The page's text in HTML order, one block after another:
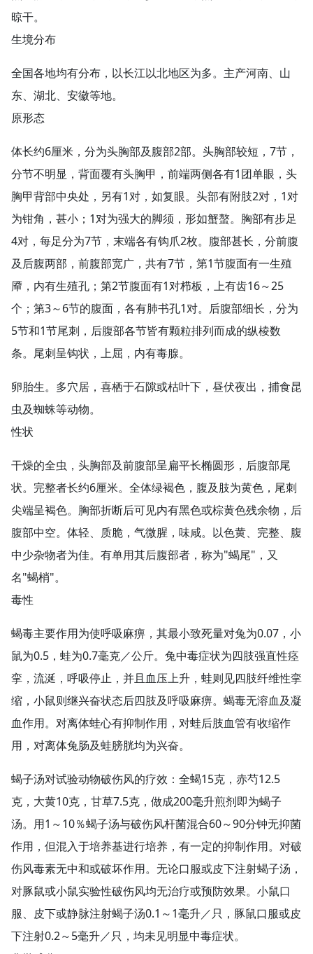
晾干。
生境分布
全国各地均有分布，以长江以北地区为多。主产河南、山
东、湖北、安徽等地。
原形态
体长约6厘米，分为头胸部及腹部2部。头胸部较短，7节，
分节不明显，背面覆有头胸甲，前端两侧各有1团单眼，头
胸甲背部中央处，另有1对，如复眼。头部有附肢2对，1对
为钳角，甚小；1对为强大的脚须，形如蟹螯。胸部有步足
4对，每足分为7节，末端各有钩爪2枚。腹部甚长，分前腹
及后腹两部，前腹部宽广，共有7节，第1节腹面有一生殖
厣，内有生殖孔；第2节腹面有1对栉板，上有齿16～25
个；第3～6节的腹面，各有肺书孔1对。后腹部细长，分为
5节和1节尾刺，后腹部各节皆有颗粒排列而成的纵棱数
条。尾刺呈钩状，上屈，内有毒腺。
卵胎生。多穴居，喜栖于石隙或枯叶下，昼伏夜出，捕食昆
虫及蜘蛛等动物。
性状
干燥的全虫，头胸部及前腹部呈扁平长椭圆形，后腹部尾
状。完整者长约6厘米。全体绿褐色，腹及肢为黄色，尾刺
尖端呈褐色。胸部折断后可见内有黑色或棕黄色残余物，后
腹部中空。体轻、质脆，气微腥，味咸。以色黄、完整、腹
中少杂物者为佳。有单用其后腹部者，称为"蝎尾"，又
名"蝎梢"。
毒性
蝎毒主要作用为使呼吸麻痹，其最小致死量对兔为0.07，小
鼠为0.5，蛙为0.7毫克／公斤。兔中毒症状为四肢强直性痉
挛，流涎，呼吸停止，并且血压上升，蛙则见四肢纤维性挛
缩，小鼠则继兴奋状态后四肢及呼吸麻痹。蝎毒无溶血及凝
血作用。对离体蛙心有抑制作用，对蛙后肢血管有收缩作
用，对离体兔肠及蛙膀胱均为兴奋。
蝎子汤对试验动物破伤风的疗效：全蝎15克，赤芍12.5
克，大黄10克，甘草7.5克，做成200毫升煎剂即为蝎子
汤。用1～10％蝎子汤与破伤风杆菌混合60～90分钟无抑菌
作用，但混入于培养基进行培养，有一定的抑制作用。对破
伤风毒素无中和或破坏作用。无论口服或皮下注射蝎子汤，
对豚鼠或小鼠实验性破伤风均无治疗或预防效果。小鼠口
服、皮下或静脉注射蝎子汤0.1～1毫升／只，豚鼠口服或皮
下注射0.2～5毫升／只，均未见明显中毒症状。